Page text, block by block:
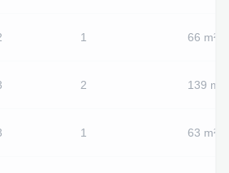
1 66 m²
2 139 m²
1 63 m²